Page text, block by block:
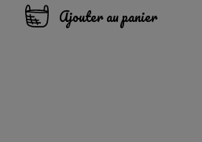
Ajouter au panier